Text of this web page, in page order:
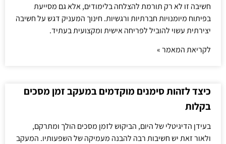
חשיבה זו לא רק תורמת להצלחה בלימודים, אלא גם מסייעת
בפיתוח מיומנויות חברתיות ורגשיות. חינוך המעניק דגש על חשיבה
יצירתית עשוי להוביל לפריחה אישית ומקצועית בעתיד.
לקריאת המאמר »
כיצד לזהות סימנים מוקדמים במעקב זמן מסכים
בקלות
בעידן הדיגיטלי של היום, הביקוש לזמן מסכים הולך ומתרקם,
ולאור זאת יש חשיבות רבה להבנה מעמיקה של השפעותיו. המעקב